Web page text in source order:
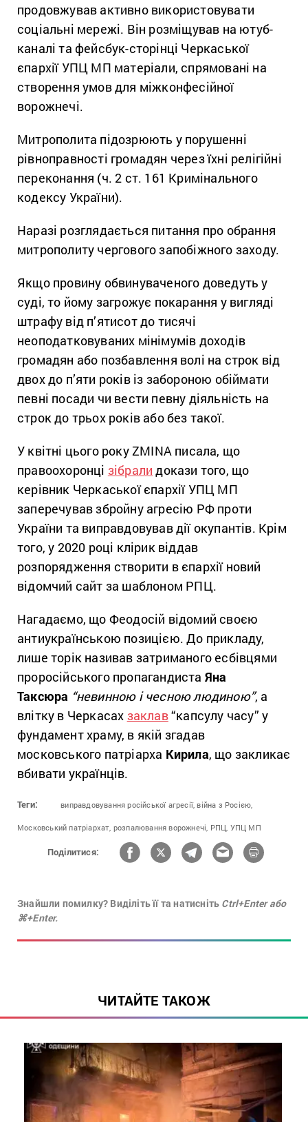
продовжував активно використовувати
соціальні мережі. Він розміщував на ютуб-
каналі та фейсбук-сторінці Черкаської
єпархії УПЦ МП матеріали, спрямовані на
створення умов для міжконфесійної
ворожнечі.
Митрополита підозрюють у порушенні
рівноправності громадян через їхні релігійні
переконання (ч. 2 ст. 161 Кримінального
кодексу України).
Наразі розглядається питання про обрання
митрополиту чергового запобіжного заходу.
Якщо провину обвинуваченого доведуть у
суді, то йому загрожує покарання у вигляді
штрафу від п’ятисот до тисячі
неоподатковуваних мінімумів доходів
громадян або позбавлення волі на строк від
двох до п’яти років із забороною обіймати
певні посади чи вести певну діяльність на
строк до трьох років або без такої.
У квітні цього року ZMINA писала, що
правоохоронці зібрали докази того, що
керівник Черкаської єпархії УПЦ МП
заперечував збройну агресію РФ проти
України та виправдовував дії окупантів. Крім
того, у 2020 році клірик віддав
розпорядження створити в єпархії новий
відомчий сайт за шаблоном РПЦ.
Нагадаємо, що Феодосій відомий своєю
антиукраїнською позицією. До прикладу,
лише торік називав затриманого есбівцями
проросійського пропагандиста Яна
Таксюра “невинною і чесною людиною”, а
влітку в Черкасах заклав“капсулу часу” у
фундамент храму, в якій згадав
московського патріарха Кирила, що закликає
вбивати українців.
Теги: виправдовування російської агресії, війна з Росією,
Московський патріархат, розпалювання ворожнечі, РПЦ, УПЦ МП
Поділитися:
Знайшли помилку? Виділіть її та натисніть Ctrl+Enter або
⌘+Enter.
ЧИТАЙТЕ ТАКОЖ